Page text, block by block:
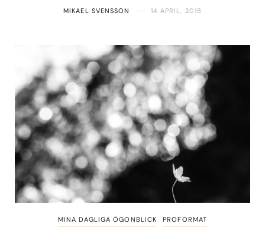
MIKAEL SVENSSON 14 APRIL, 2018
MINA DAGLIGA ÖGONBLICK PROFORMAT